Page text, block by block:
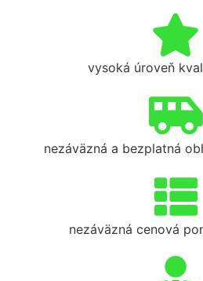
vysoká úroveň
nezáväzná a bezplatná
nezáväzná cenová